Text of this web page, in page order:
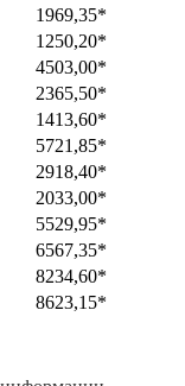
1969,35*
1250,20*
4503,00*
2365,50*
1413,60*
5721,85*
2918,40*
2033,00*
5529,95*
6567,35*
8234,60*
8623,15*